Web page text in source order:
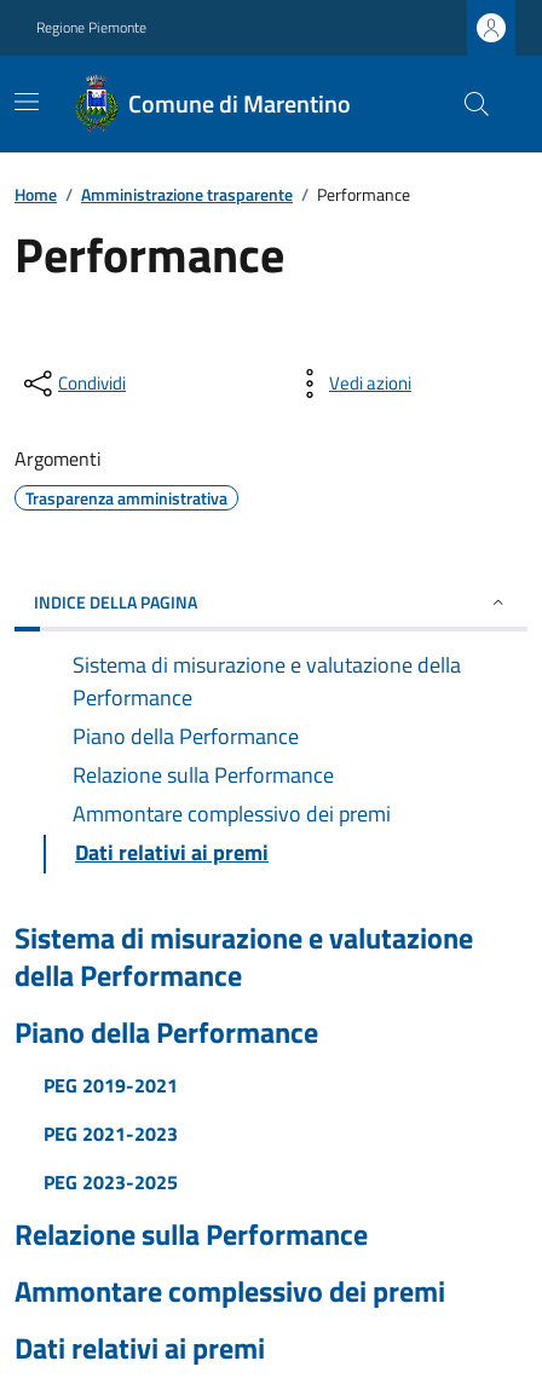
Regione Piemonte
Comune di Marentino
Home / Amministrazione trasparente / Performance
Performance
Condividi Vedi azioni
Argomenti
Trasparenza amministrativa
INDICE DELLA PAGINA
Sistema di misurazione e valutazione della
Performance
Piano della Performance
Relazione sulla Performance
Ammontare complessivo dei premi
Dati relativi ai premi
Sistema di misurazione e valutazione
della Performance
Piano della Performance
PEG 2019-2021
PEG 2021-2023
PEG 2023-2025
Relazione sulla Performance
Ammontare complessivo dei premi
Dati relativi ai premi